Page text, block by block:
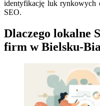
identyfikację luk rynkowych
SEO.
Dlaczego lokalne
firm w Bielsku-